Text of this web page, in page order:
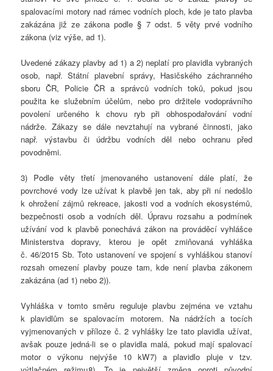
spalovacími motory nad rámec vodních ploch, kde je tato plavba
zakázána již ze zákona podle § 7 odst. 5 věty prvé vodního
zákona (viz výše, ad 1).
Uvedené zákazy plavby ad 1) a 2) neplatí pro plavidla vybraných
osob, např. Státní plavební správy, Hasičského záchranného
sboru ČR, Policie ČR a správců vodních toků, pokud jsou
použita ke služebním účelům, nebo pro držitele vodoprávního
povolení určeného k chovu ryb při obhospodařování vodní
nádrže. Zákazy se dále nevztahují na vybrané činnosti, jako
např. výstavbu či údržbu vodních děl nebo ochranu před
povodněmi.
3) Podle věty třetí jmenovaného ustanovení dále platí, že
povrchové vody lze užívat k plavbě jen tak, aby při ní nedošlo
k ohrožení zájmů rekreace, jakosti vod a vodních ekosystémů,
bezpečnosti osob a vodních děl. Úpravu rozsahu a podmínek
užívání vod k plavbě ponechává zákon na prováděcí vyhlášce
Ministerstva dopravy, kterou je opět zmiňovaná vyhláška
č. 46/2015 Sb. Toto ustanovení ve spojení s vyhláškou stanoví
rozsah omezení plavby pouze tam, kde není plavba zákonem
zakázána (ad 1) nebo 2)).
Vyhláška v tomto směru reguluje plavbu zejména ve vztahu
k plavidlům se spalovacím motorem. Na nádržích a tocích
vyjmenovaných v příloze č. 2 vyhlášky lze tato plavidla užívat,
avšak pouze jedná-li se o plavidla malá, pokud mají spalovací
motor o výkonu nejvýše 10 kW 7) a plavidlo pluje v tzv.